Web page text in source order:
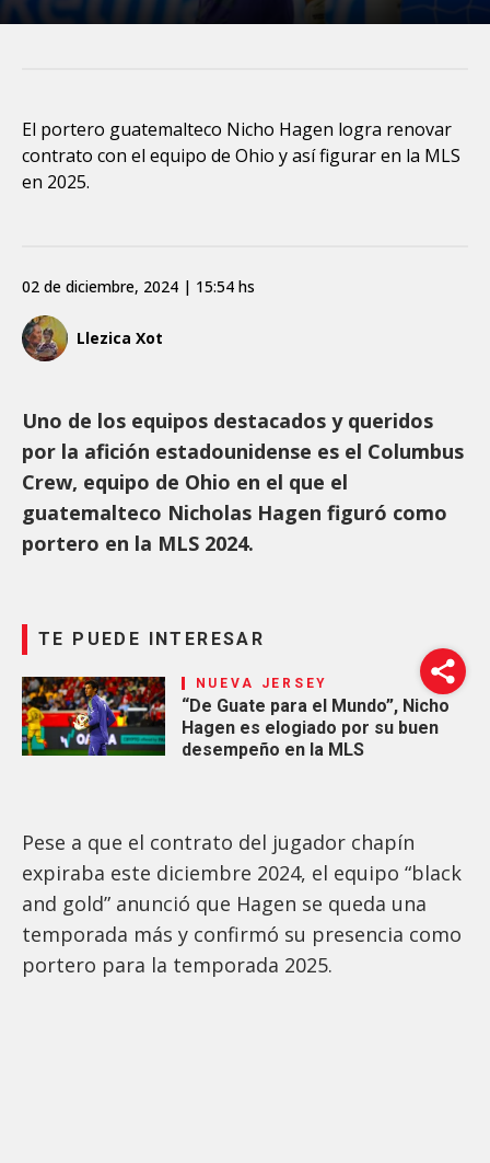
El portero guatemalteco Nicho Hagen logra renovar
contrato con el equipo de Ohio y así figurar en la MLS
en 2025.
Llezica Xot
02 de diciembre, 2024 | 15:54 hs
Uno de los equipos destacados y queridos
por la afición estadounidense es el Columbus
Crew, equipo de Ohio en el que el
guatemalteco Nicholas Hagen figuró como
portero en la MLS 2024.
TE PUEDE INTERESAR
NUEVA JERSEY
“De Guate para el Mundo”, Nicho
Hagen es elogiado por su buen
desempeño en la MLS
Pese a que el contrato del jugador chapín
expiraba este diciembre 2024, el equipo “black
and gold” anunció que Hagen se queda una
temporada más y confirmó su presencia como
portero para la temporada 2025.